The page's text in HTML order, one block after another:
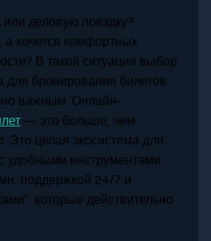
или деловую поездку?
а хочется комфортных
В такой ситуации выбор
для бронирования билетов
важным. Онлайн-
— это больше, чем
Это целая экосистема для
удобными инструментами,
поддержкой 24/7 и
которые действительно